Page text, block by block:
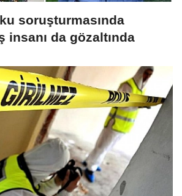
soruşturmasında
insanı da gözaltında